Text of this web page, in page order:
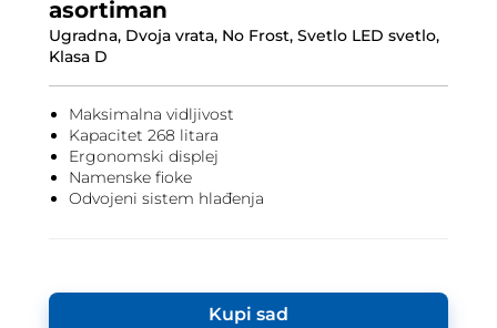
asortiman
Ugradna, Dvoja vrata, No Frost, Svetlo LED svetlo,
Klasa D
Maksimalna vidljivost
Kapacitet 268 litara
Ergonomski displej
Namenske fioke
Odvojeni sistem hlađenja
Kupi sad